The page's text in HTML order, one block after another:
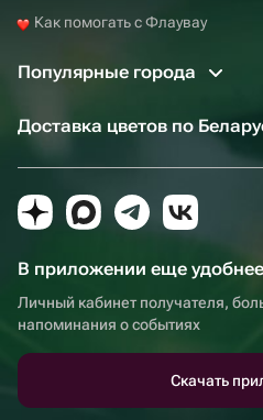
Как помогать с Флаувау
Популярные города
Доставка цветов по
В приложении еще
Личный кабинет получателя,
напоминания о событиях
Скачать